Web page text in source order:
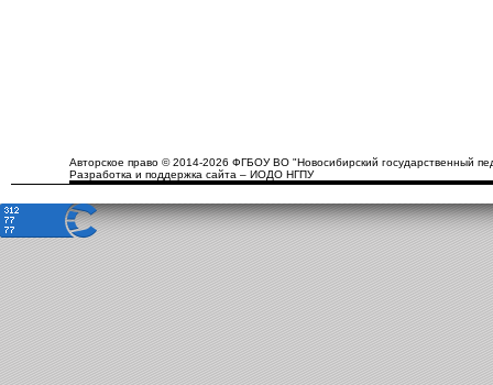
Авторское право © 2014-2026 ФГБОУ ВО "Новосибирский государственный
Разработка и поддержка сайта – ИОДО НГПУ